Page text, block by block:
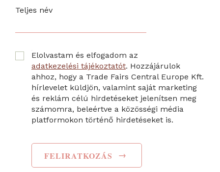
Teljes név
Elolvastam és elfogadom az
adatkezelési tájékoztatót. Hozzájárulok
ahhoz, hogy a Trade Fairs Central Europe Kft.
hírlevelet küldjön, valamint saját marketing
és reklám célú hirdetéseket jelenítsen meg
számomra, beleértve a közösségi média
platformokon történő hirdetéseket is.
FELIRATKOZÁS →